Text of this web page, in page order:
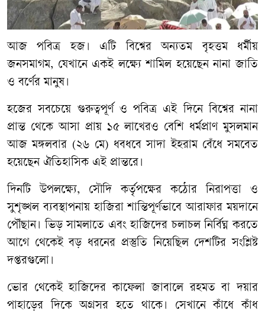
আজ পবিত্র হজ। এটি বিশ্বের অন্যতম বৃহত্তম ধর্মীয়
জনসমাগম, যেখানে একই লক্ষ্যে শামিল হয়েছেন নানা জাতি
ও বর্ণের মানুষ।
হজের সবচেয়ে গুরুত্বপূর্ণ ও পবিত্র এই দিনে বিশ্বের নানা
প্রান্ত থেকে আসা প্রায় ১৫ লাখেরও বেশি ধর্মপ্রাণ মুসলমান
আজ মঙ্গলবার (২৬ মে) ধবধবে সাদা ইহরাম বেঁধে সমবেত
হয়েছেন ঐতিহাসিক এই প্রান্তরে।
দিনটি উপলক্ষ্যে, সৌদি কর্তৃপক্ষের কঠোর নিরাপত্তা ও
সুশৃঙ্খল ব্যবস্থাপনায় হাজিরা শান্তিপূর্ণভাবে আরাফার ময়দানে
পৌঁছান। ভিড় সামলাতে এবং হাজিদের চলাচল নির্বিঘ্ন করতে
আগে থেকেই বড় ধরনের প্রস্তুতি নিয়েছিল দেশটির সংশ্লিষ্ট
দপ্তরগুলো।
ভোর থেকেই হাজিদের কাফেলা জাবালে রহমত বা দয়ার
পাহাড়ের দিকে অগ্রসর হতে থাকে। সেখানে কাঁধে কাঁধ